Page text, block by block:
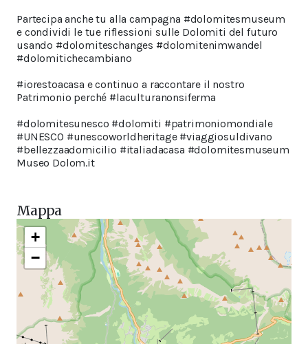
Partecipa anche tu alla campagna #dolomitesmuseum
e condividi le tue riflessioni sulle Dolomiti del futuro
usando #dolomiteschanges #dolomitenimwandel
#dolomitichecambiano
#iorestoacasa e continuo a raccontare il nostro
Patrimonio perché #laculturanonsiferma
#dolomitesunesco #dolomiti #patrimoniomondiale
#UNESCO #unescoworldheritage #viaggiosuldivano
#bellezzaadomicilio #italiadacasa #dolomitesmuseum
Museo Dolom.it
Mappa
+
−